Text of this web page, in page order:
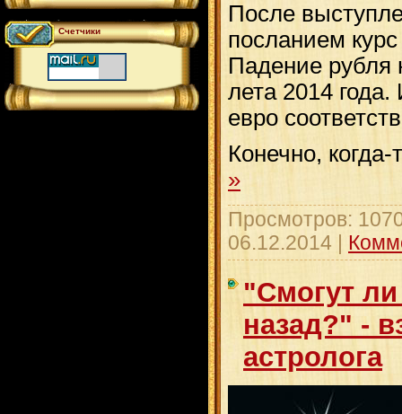
Счетчики
После
посланием
Падение рубля
лета 2014 года.
евро
Конечно,
»
Просмотров:
06.12.2014
"Смогут
назад?" -
астролога